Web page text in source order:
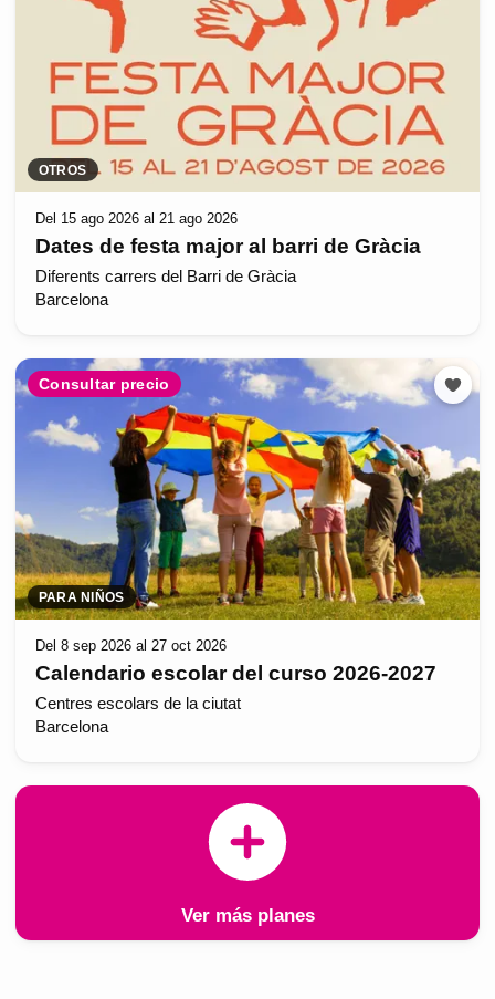
OTROS
Del 15 ago 2026 al 21 ago 2026
Dates de festa major al barri de Gràcia
Diferents carrers del Barri de Gràcia
Barcelona
Consultar precio
PARA NIÑOS
Del 8 sep 2026 al 27 oct 2026
Calendario escolar del curso 2026-2027
Centres escolars de la ciutat
Barcelona
Ver más planes